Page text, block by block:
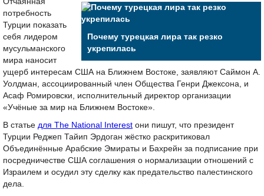
Почему турецкая лира так резко
укрепилась
потребность
Турции показать
себя лидером
мусульманского
мира наносит
ущерб интересам США на Ближнем Востоке, заявляют Саймон А.
Уолдман, ассоциированный член Общества Генри Джексона, и
Асаф Ромировски, исполнительный директор организации
«Учёные за мир на Ближнем Востоке».
В статье для The National Interest они пишут, что президент
Турции Реджеп Тайип Эрдоган жёстко раскритиковал
Объединённые Арабские Эмираты и Бахрейн за подписание при
посредничестве США соглашения о нормализации отношений с
Израилем и осудил эту сделку как предательство палестинского
дела.